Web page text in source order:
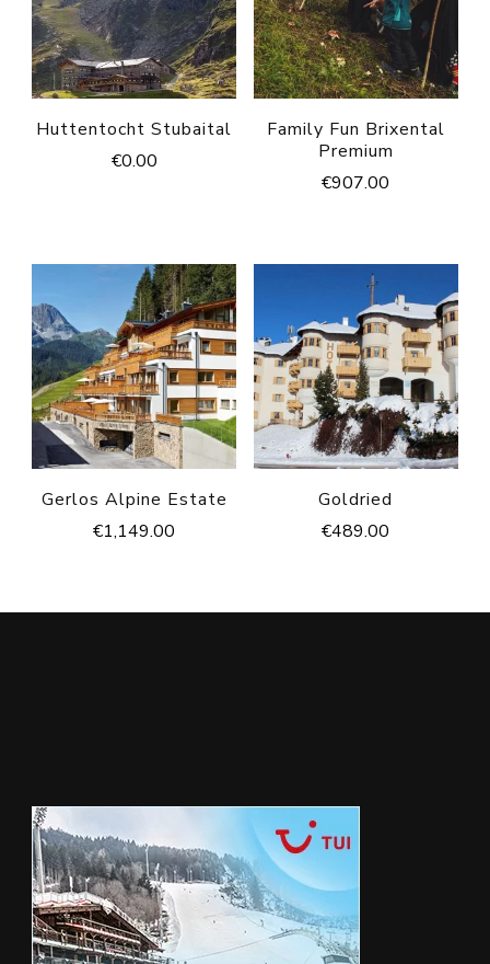
Huttentocht Stubaital
€0.00
Family Fun Brixental
Premium
€907.00
Gerlos Alpine Estate
€1,149.00
Goldried
€489.00